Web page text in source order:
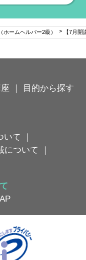
ームヘルパー2級） 【7月
｜
目的から探す
いて
｜
について
｜